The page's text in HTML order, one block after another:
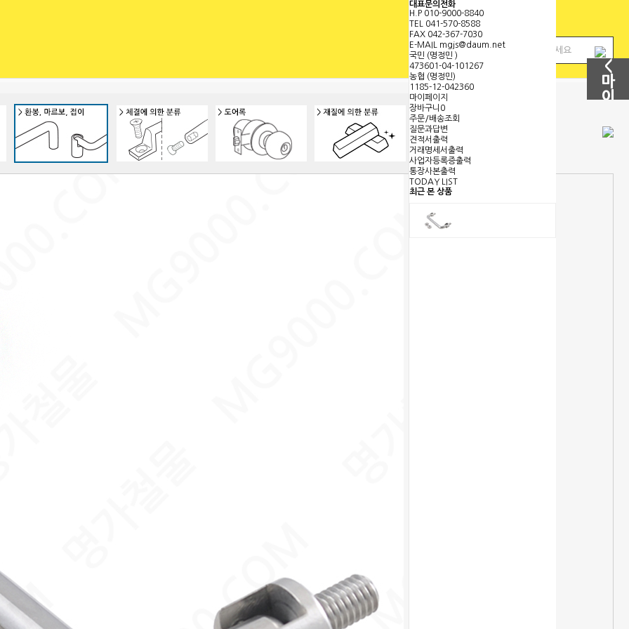
<
마
이
이
기
대표문의전화
H.P 010-9000-8840
TEL
041-570-8588
FAX 042-367-7030
E-MAIL
mgjs@daum.net
국민 (명정민 )
473601-04-101267
농협 (명정민)
1185-12-042360
마이페이지
장바구니 0
주문/배송조회
질문과답변
견적서출력
거래명세서출력
사업자등록증출력
통장사본출력
TODAY LIST
최근 본 상품